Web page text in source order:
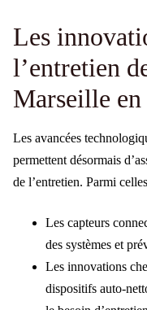
Les
l’entretien
Marseille en
Les avancées
permettent désormais
de l’entretien. Parmi
Les capteurs
des systèmes et
Les innovations
dispositifs auto-